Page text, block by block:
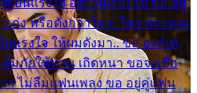
เก่ง หรือดังกว่าใคร..ใคร พระคุณ
แรงใจ ให้ผมดังมา.. ขอ องค์เท
มภัยให้ท่าน เถิดหนา ขอจงเชื่อ
วา ไม่ลืมแฟนเพลง ขอ อยู่คู่แฟน